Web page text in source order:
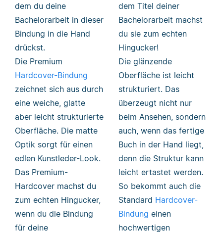
dem du deine
Bachelorarbeit in dieser
Bindung in die Hand
drückst.
Die Premium
Hardcover-Bindung
zeichnet sich aus durch
eine weiche, glatte
aber leicht strukturierte
Oberfläche. Die matte
Optik sorgt für einen
edlen Kunstleder-Look.
Das Premium-
Hardcover machst du
zum echten Hingucker,
wenn du die Bindung
für deine
dem Titel deiner
Bachelorarbeit machst
du sie zum echten
Hingucker!
Die glänzende
Oberfläche ist leicht
strukturiert. Das
überzeugt nicht nur
beim Ansehen, sondern
auch, wenn das fertige
Buch in der Hand liegt,
denn die Struktur kann
leicht ertastet werden.
So bekommt auch die
Standard Hardcover-
Bindung einen
hochwertigen